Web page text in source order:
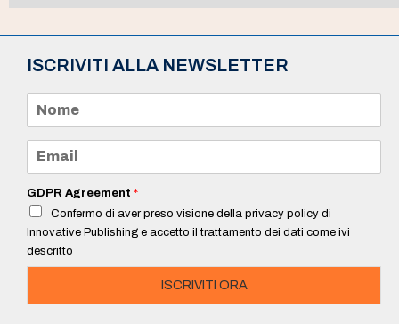
ISCRIVITI ALLA NEWSLETTER
m
e
a
i
*
GDPR Agreement *
Confermo di aver preso visione della privacy policy di
Innovative Publishing e accetto il trattamento dei dati come ivi
descritto
ISCRIVITI ORA